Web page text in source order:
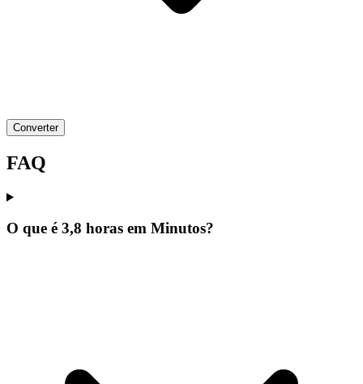
Converter
FAQ
O que é 3,8 horas em Minutos?